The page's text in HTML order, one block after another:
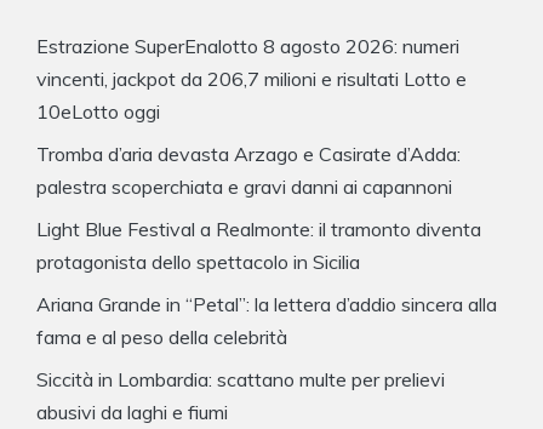
Estrazione SuperEnalotto 8 agosto 2026: numeri
vincenti, jackpot da 206,7 milioni e risultati Lotto e
10eLotto oggi
Tromba d’aria devasta Arzago e Casirate d’Adda:
palestra scoperchiata e gravi danni ai capannoni
Light Blue Festival a Realmonte: il tramonto diventa
protagonista dello spettacolo in Sicilia
Ariana Grande in “Petal”: la lettera d’addio sincera alla
fama e al peso della celebrità
Siccità in Lombardia: scattano multe per prelievi
abusivi da laghi e fiumi